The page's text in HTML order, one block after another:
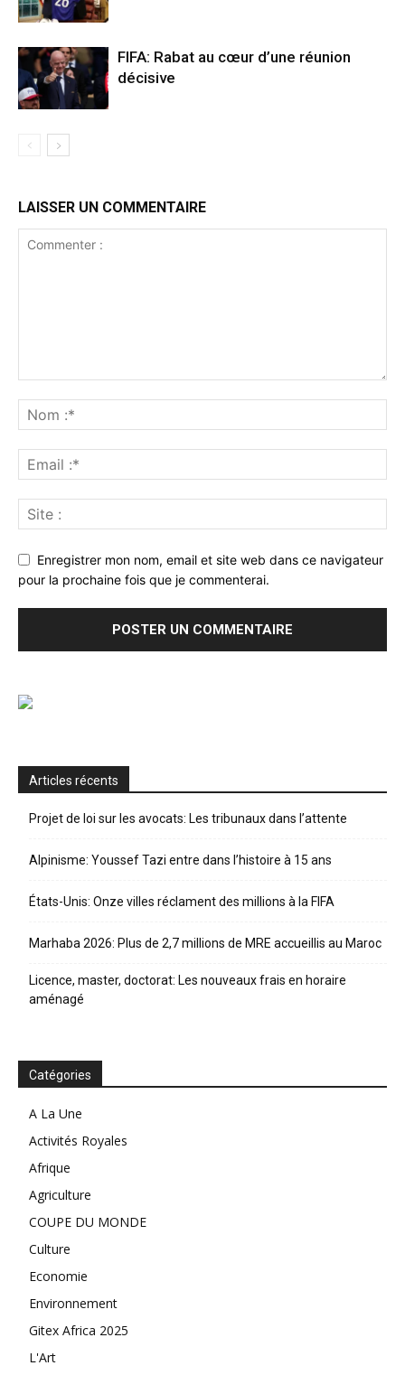
FIFA: Rabat au cœur d’une réunion
décisive
LAISSER UN COMMENTAIRE
Enregistrer mon nom, email et site web dans ce navigateur
pour la prochaine fois que je commenterai.
Articles récents
Projet de loi sur les avocats: Les tribunaux dans l’attente
Alpinisme: Youssef Tazi entre dans l’histoire à 15 ans
États-Unis: Onze villes réclament des millions à la FIFA
Marhaba 2026: Plus de 2,7 millions de MRE accueillis au Maroc
Licence, master, doctorat: Les nouveaux frais en horaire
aménagé
Catégories
A La Une
Activités Royales
Afrique
Agriculture
COUPE DU MONDE
Culture
Economie
Environnement
Gitex Africa 2025
L'Art